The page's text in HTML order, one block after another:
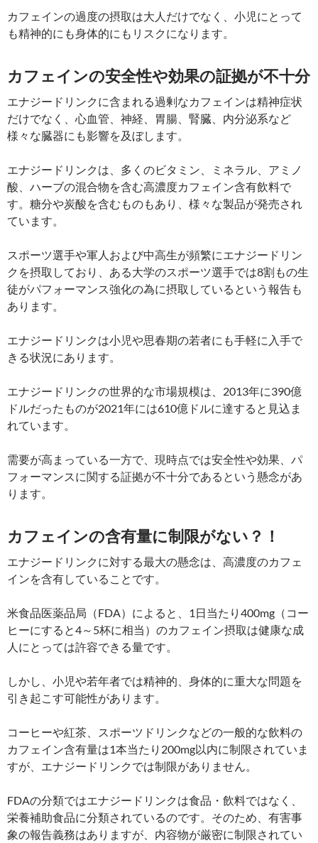
カフェインの過度の摂取は大人だけでなく、小児にとって
も精神的にも身体的にもリスクになります。
カフェインの安全性や効果の証拠が不十分
エナジードリンクに含まれる過剰なカフェインは精神症状
だけでなく、心血管、神経、胃腸、腎臓、内分泌系など
様々な臓器にも影響を及ぼします。
エナジードリンクは、多くのビタミン、ミネラル、アミノ
酸、ハーブの混合物を含む高濃度カフェイン含有飲料で
す。糖分や炭酸を含むものもあり、様々な製品が発売され
ています。
スポーツ選手や軍人および中高生が頻繁にエナジードリン
クを摂取しており、ある大学のスポーツ選手では8割もの生
徒がパフォーマンス強化の為に摂取しているという報告も
あります。
エナジードリンクは小児や思春期の若者にも手軽に入手で
きる状況にあります。
エナジードリンクの世界的な市場規模は、2013年に390億
ドルだったものが2021年には610億ドルに達すると見込ま
れています。
需要が高まっている一方で、現時点では安全性や効果、パ
フォーマンスに関する証拠が不十分であるという懸念があ
ります。
カフェインの含有量に制限がない？！
エナジードリンクに対する最大の懸念は、高濃度のカフェ
インを含有していることです。
米食品医薬品局（FDA）によると、1日当たり400mg（コー
ヒーにすると4～5杯に相当）のカフェイン摂取は健康な成
人にとっては許容できる量です。
しかし、小児や若年者では精神的、身体的に重大な問題を
引き起こす可能性があります。
コーヒーや紅茶、スポーツドリンクなどの一般的な飲料の
カフェイン含有量は1本当たり200mg以内に制限されていま
すが、エナジードリンクでは制限がありません。
FDAの分類ではエナジードリンクは食品・飲料ではなく、
栄養補助食品に分類されているのです。そのため、有害事
象の報告義務はありますが、内容物が厳密に制限されてい